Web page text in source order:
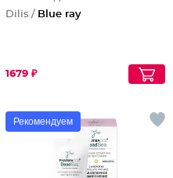
Dilis / Blue ray
1679 ₽
Рекомендуем